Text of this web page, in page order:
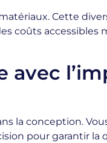
Cette
coûts accessibles
avec
la conception.
pour garantir